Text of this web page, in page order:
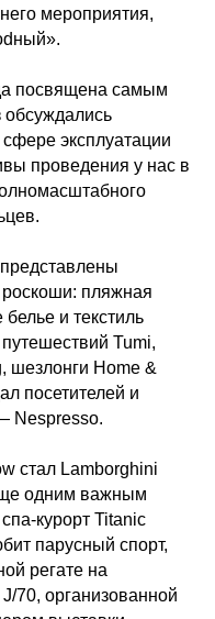
мероприятия,
посвящена самым
обсуждались
эксплуатации
проведения у нас в
пляжная
и текстиль
Tumi,
шезлонги Home &
посетителей и
Nespresso.
стал Lamborghini
одним важным
курорт Titanic
парусный спорт,
регате на
70, организованной